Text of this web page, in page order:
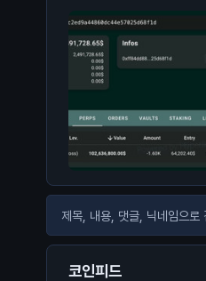
코인피드